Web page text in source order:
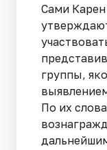
Сами
группы,
По их